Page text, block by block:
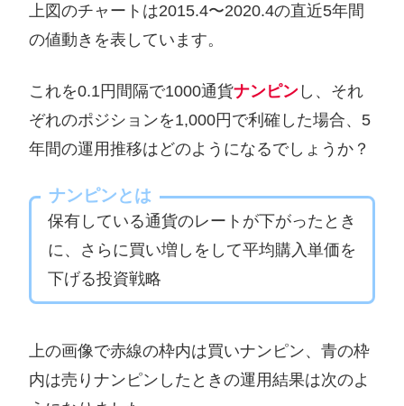
上図のチャートは2015.4〜2020.4の直近5年間
の値動きを表しています。
これを0.1円間隔で1000通貨ナンピン し、それ
ぞれのポジションを1,000円で利確した場合、5
年間の運用推移はどのようになるでしょうか？
ナンピンとは
保有している通貨のレートが下がったとき
に、さらに買い増しをして平均購入単価を
下げる投資戦略
上の画像で赤線の枠内は買いナンピン、青の枠
内は売りナンピンしたときの運用結果は次のよ